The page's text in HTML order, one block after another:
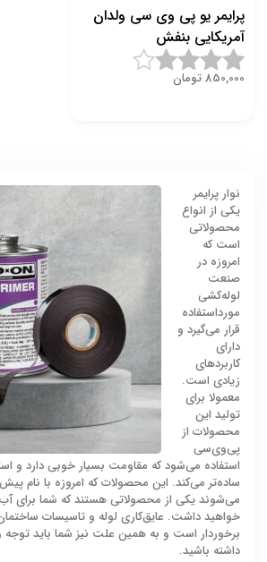
پرایمر یو پی وی سی ولدان
آمریکایی بنفش
امتیاز 4.5
850,000تومان
نوار پرایمر
یکی از انواع
محصولاتی
است که
امروزه در
صنعت
لوله‌کشی
مورداستفاده
قرار می‌گیرد و
دارای
کاربردهای
زیادی است.
معمولا برای
تولید این
محصولات از
پی‌وی‌سی
استفاده می‌شود که مقاومت بسیار خوبی دارد و
ساده‌تر می‌کند. این محصولات که امروزه با نام
می‌شوند یکی از محصولاتی هستند که شما برای
خواهید داشت. عایق‌کاری لوله و تاسیسات
برخوردار است و به همین علت نیز شما باید توجه
داشته باشید.